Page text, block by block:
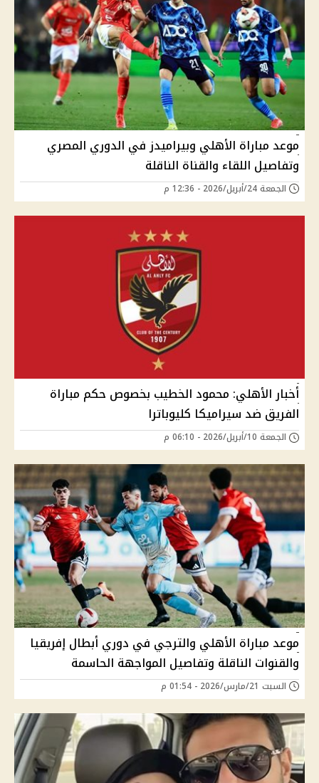
موعد مباراة الأهلي وبيراميدز في الدوري المصري
وتفاصيل اللقاء والقناة الناقلة
الجمعة 24/أبريل/2026 - 12:36 م
أخبار الأهلي: محمود الخطيب بخصوص حكم مباراة
الفريق ضد سيراميكا كليوباترا
الجمعة 10/أبريل/2026 - 06:10 م
موعد مباراة الأهلي والترجي في دوري أبطال إفريقيا
والقنوات الناقلة وتفاصيل المواجهة الحاسمة
السبت 21/مارس/2026 - 01:54 م